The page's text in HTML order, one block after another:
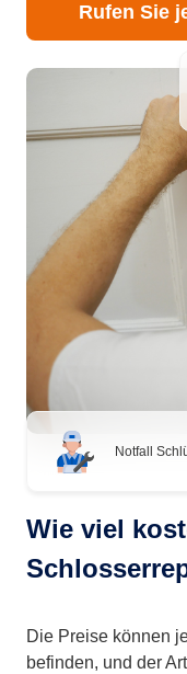
Notfall
Rufen Sie
Wie viel
Die Preise können
befinden, und der